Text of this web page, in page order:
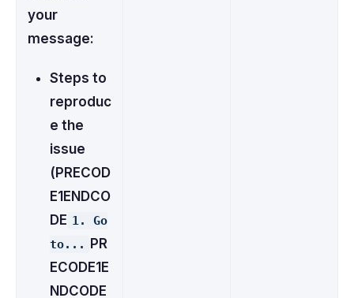
your
message:
Steps to
reproduc
e the
issue
(PRECOD
E1ENDCO
DE 1. Go
to...
PR
ECODE1E
NDCODE